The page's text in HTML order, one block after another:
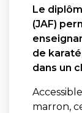
Le
(JAF)
de
dans un
marron,